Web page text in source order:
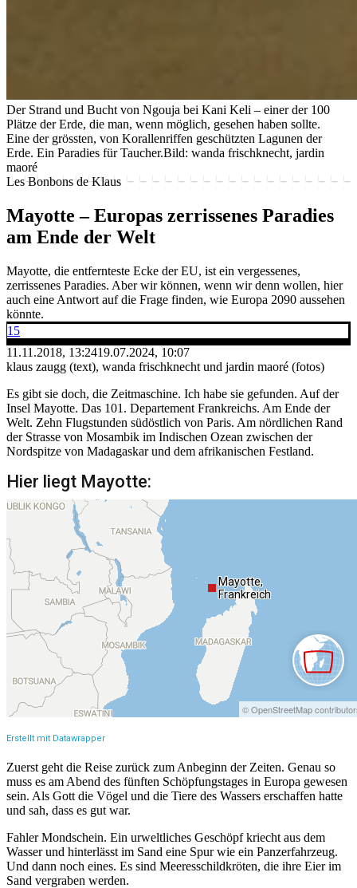
Der Strand und Bucht von Ngouja bei Kani Keli – einer der 100
Plätze der Erde, die man, wenn möglich, gesehen haben sollte.
Eine der grössten, von Korallenriffen geschützten Lagunen der
Erde. Ein Paradies für Taucher.Bild: wanda frischknecht, jardin
maoré
Les Bonbons de Klaus
Mayotte – Europas zerrissenes Paradies
am Ende der Welt
Mayotte, die entfernteste Ecke der EU, ist ein vergessenes,
zerrissenes Paradies. Aber wir können, wenn wir denn wollen, hier
auch eine Antwort auf die Frage finden, wie Europa 2090 aussehen
könnte.
15
11.11.2018, 13:2419.07.2024, 10:07
klaus zaugg (text), wanda frischknecht und jardin maoré (fotos)
Es gibt sie doch, die Zeitmaschine. Ich habe sie gefunden. Auf der
Insel Mayotte. Das 101. Departement Frankreichs. Am Ende der
Welt. Zehn Flugstunden südöstlich von Paris. Am nördlichen Rand
der Strasse von Mosambik im Indischen Ozean zwischen der
Nordspitze von Madagaskar und dem afrikanischen Festland.
Zuerst geht die Reise zurück zum Anbeginn der Zeiten. Genau so
muss es am Abend des fünften Schöpfungstages in Europa gewesen
sein. Als Gott die Vögel und die Tiere des Wassers erschaffen hatte
und sah, dass es gut war.
Fahler Mondschein. Ein urweltliches Geschöpf kriecht aus dem
Wasser und hinterlässt im Sand eine Spur wie ein Panzerfahrzeug.
Und dann noch eines. Es sind Meeresschildkröten, die ihre Eier im
Sand vergraben werden.